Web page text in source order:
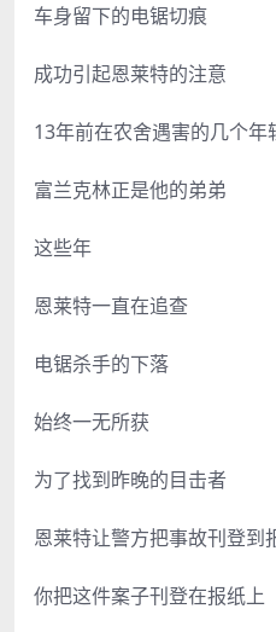
车身留下的电锯切痕
成功引起恩莱特的注意
13年前在农舍遇害的几个年
富兰克林正是他的弟弟
这些年
恩莱特一直在追查
电锯杀手的下落
始终一无所获
为了找到昨晚的目击者
恩莱特让警方把事故刊登到
你把这件案子刊登在报纸上